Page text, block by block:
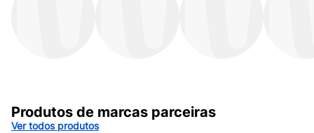
Produtos de marcas parceiras
Ver todos produtos